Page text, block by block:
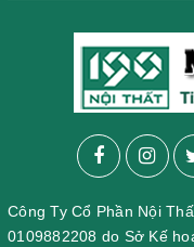
Công Ty Cổ Phần Nội
0109882208 do Sở Kế